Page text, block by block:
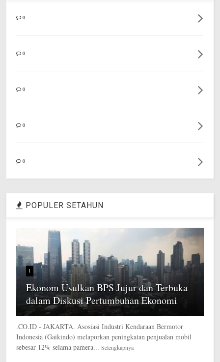
0
0
0
0
0
POPULER SETAHUN
1
Ekonom Usulkan BPS Jujur dan Terbuka
dalam Diskusi Pertumbuhan Ekonomi
.CO.ID - JAKARTA. Asosiasi Industri Kendaraan Bermotor
Indonesia (Gaikindo) melaporkan peningkatan penjualan mobil
sebesar 12% selama pamera... Selengkapnya